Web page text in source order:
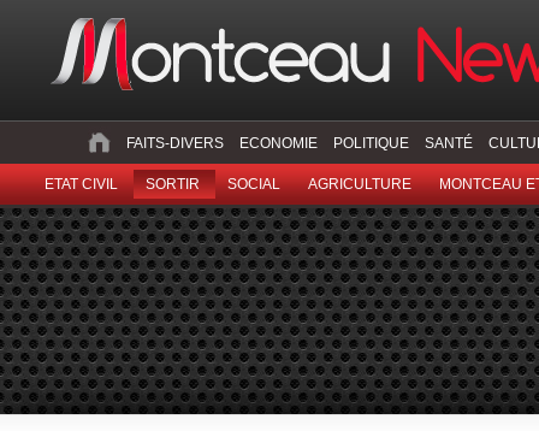
FAITS-DIVERS ECONOMIE POLITIQUE SANTÉ
ETAT CIVIL SORTIR SOCIAL AGRICULTURE MONTCEAU